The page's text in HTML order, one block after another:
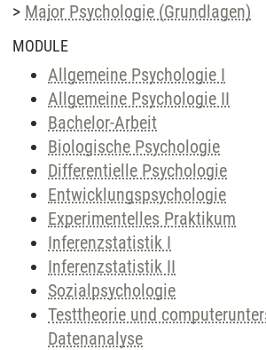
> Major Psychologie (Grundlagen)
MODULE
Allgemeine Psychologie I
Allgemeine Psychologie II
Bachelor-Arbeit
Biologische Psychologie
Differentielle Psychologie
Entwicklungspsychologie
Experimentelles Praktikum
Inferenzstatistik I
Inferenzstatistik II
Sozialpsychologie
Testtheorie und
Datenanalyse